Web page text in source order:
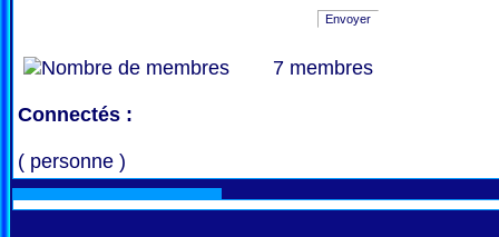
Envoyer
7 membres
Connectés :
( personne )